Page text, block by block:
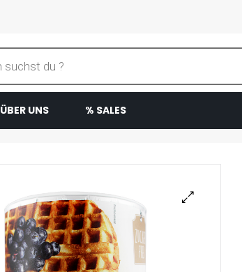
ÜBER UNS % SALES